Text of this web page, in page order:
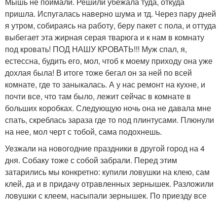
пришла. Испугалась наверно шума и тд. Через пару дней
я утром, собираясь на работу, беру пакет с пола, и оттуда
выбегает эта жирная серая тварюга и к нам в комнату
под кровать! ПОД НАШУ КРОВАТЬ!!! Муж спал, я,
естессна, будить его, мол, чтоб к моему приходу она уже
дохлая была! В итоге тоже бегал он за ней по всей
комнате, где то заныкалась. А у нас ремонт на кухне, и
почти все, что там было, лежит сейчас в комнате в
больших коробках. Следующую ночь она не давала мне
спать, скреблась зараза где то под плинтусами. Плюнули
на нее, мол черт с тобой, сама подохнешь.
Уезжали на новогодние праздники в другой город на 4
дня. Собаку тоже с собой забрали. Перед этим
затарились мы конкретно: купили ловушки на клею, сам
клей, да и в придачу отравленных зернышек. Разложили
ловушки с клеем, насыпали зернышек. По приезду все